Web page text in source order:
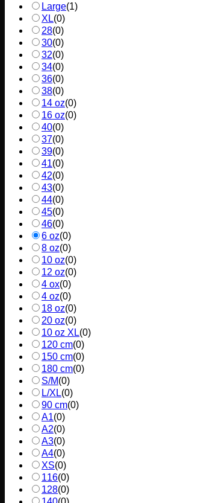
Large(1)
XL(0)
28(0)
30(0)
32(0)
34(0)
36(0)
38(0)
14 oz(0)
16 oz(0)
40(0)
37(0)
39(0)
41(0)
42(0)
43(0)
44(0)
45(0)
46(0)
6 oz(0)
8 oz(0)
10 oz(0)
12 oz(0)
4 ox(0)
4 oz(0)
18 oz(0)
20 oz(0)
10 oz XL(0)
120 cm(0)
150 cm(0)
180 cm(0)
S/M(0)
L/XL(0)
90 cm(0)
A1(0)
A2(0)
A3(0)
A4(0)
XS(0)
116(0)
128(0)